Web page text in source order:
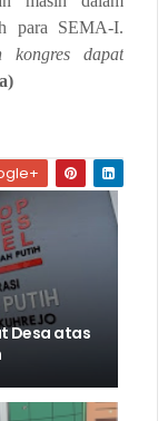
para SEMA-I.
kongres dapat
Desa atas